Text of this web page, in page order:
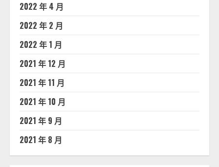
2022 年 4 月
2022 年 2 月
2022 年 1 月
2021 年 12 月
2021 年 11 月
2021 年 10 月
2021 年 9 月
2021 年 8 月